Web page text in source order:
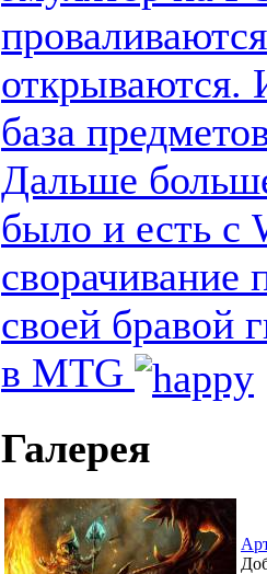
открываются.
база
Дальше
было и есть с
сворачивание
своей бравой
в MTG
Галерея